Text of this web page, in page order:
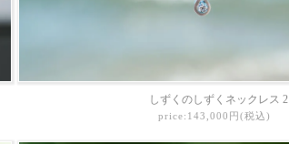
しずくのしずくネックレス 2
price:143,000円(税込)